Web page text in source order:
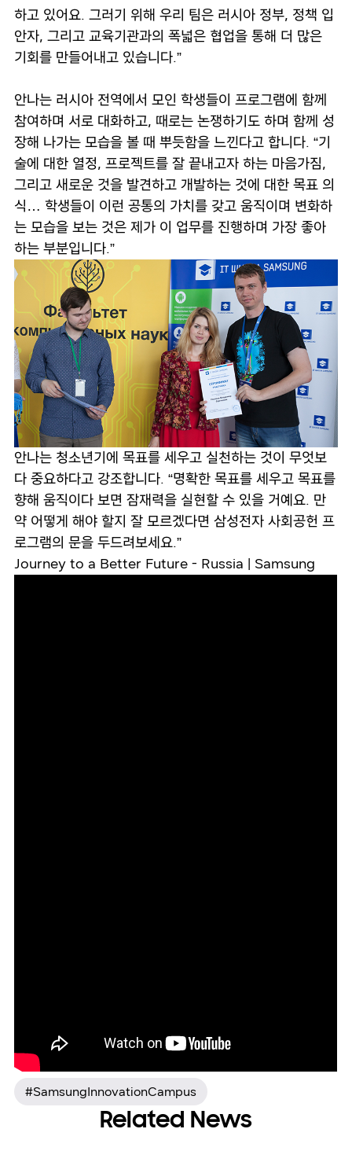
하고 있어요. 그러기 위해 우리 팀은 러시아 정부, 정책 입
안자, 그리고 교육기관과의 폭넓은 협업을 통해 더 많은
기회를 만들어내고 있습니다.”
안나는 러시아 전역에서 모인 학생들이 프로그램에 함께
참여하며 서로 대화하고, 때로는 논쟁하기도 하며 함께 성
장해 나가는 모습을 볼 때 뿌듯함을 느낀다고 합니다. “기
술에 대한 열정, 프로젝트를 잘 끝내고자 하는 마음가짐,
그리고 새로운 것을 발견하고 개발하는 것에 대한 목표 의
식… 학생들이 이런 공통의 가치를 갖고 움직이며 변화하
는 모습을 보는 것은 제가 이 업무를 진행하며 가장 좋아
하는 부분입니다.”
안나는 청소년기에 목표를 세우고 실천하는 것이 무엇보
다 중요하다고 강조합니다. “명확한 목표를 세우고 목표를
향해 움직이다 보면 잠재력을 실현할 수 있을 거예요. 만
약 어떻게 해야 할지 잘 모르겠다면 삼성전자 사회공헌 프
로그램의 문을 두드려보세요.”
Journey to a Better Future - Russia | Samsung
#SamsungInnovationCampus
Related News